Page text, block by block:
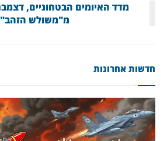
מ"משולש הזהב"
חדשות אחרונות